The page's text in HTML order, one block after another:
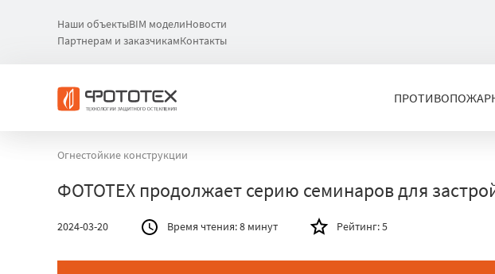
Наши объектыBIM моделиНовости
Партнерам и заказчикамКонтакты
Огнестойкие конструкции
ФОТОТЕХ продолжает серию семинаров для
2024-03-20 Время чтения:8 минут Рейтинг:5